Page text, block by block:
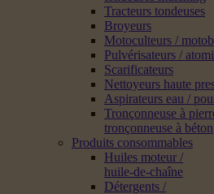
Tracteurs tondeuses
Broyeurs
Motoculteurs /
Pulvérisateurs /
Scarificateurs
Nettoyeurs haute
Aspirateurs eau /
Tronçonneuse à
tronçonneuse à béton
Produits consommables
Huiles moteur /
huile-de-chaîne
Détergents /